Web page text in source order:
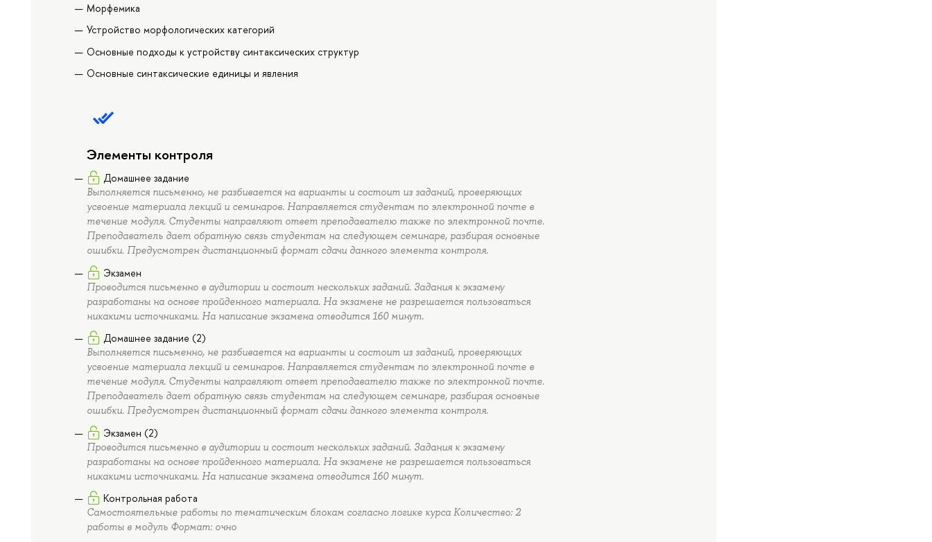
Морфемика
Устройство морфологических категорий
Основные подходы к устройству синтаксических структур
Основные синтаксические единицы и явления
Элементы контроля
Домашнее задание
Выполняется письменно, не разбивается на варианты и состоит из заданий, проверяющих
усвоение материала лекций и семинаров. Направляется студентам по электронной почте в
течение модуля. Студенты направляют ответ преподавателю также по электронной почте.
Преподаватель дает обратную связь студентам на следующем семинаре, разбирая основные
ошибки. Предусмотрен дистанционный формат сдачи данного элемента контроля.
Экзамен
Проводится письменно в аудитории и состоит нескольких заданий. Задания к экзамену
разработаны на основе пройденного материала. На экзамене не разрешается пользоваться
никакими источниками. На написание экзамена отводится 160 минут.
Домашнее задание (2)
Выполняется письменно, не разбивается на варианты и состоит из заданий, проверяющих
усвоение материала лекций и семинаров. Направляется студентам по электронной почте в
течение модуля. Студенты направляют ответ преподавателю также по электронной почте.
Преподаватель дает обратную связь студентам на следующем семинаре, разбирая основные
ошибки. Предусмотрен дистанционный формат сдачи данного элемента контроля.
Экзамен (2)
Проводится письменно в аудитории и состоит нескольких заданий. Задания к экзамену
разработаны на основе пройденного материала. На экзамене не разрешается пользоваться
никакими источниками. На написание экзамена отводится 160 минут.
Контрольная работа
Самостоятельные работы по тематическим блокам согласно логике курса Количество: 2
работы в модуль Формат: очно